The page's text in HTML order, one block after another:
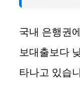
국내 은행권
보대출보다
타나고 있습